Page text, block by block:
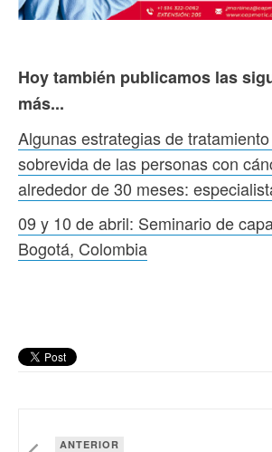
Hoy también publicamos las
más...
Algunas estrategias de
sobrevida de las personas con
alrededor de 30 meses:
09 y 10 de abril: Seminario de
Bogotá, Colombia
ANTERIOR